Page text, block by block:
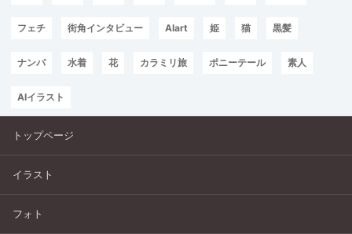
フェチ 街角インタビュー AIart 姫 猫 黒髪
ナンパ 水着 花 カラミリ旅 ポニーテール 素人
AIイラスト
トップページ
イラスト
フォト